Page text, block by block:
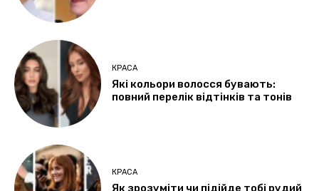
КРАСА
Які кольори волосся бувають:
повний перелік відтінків та тонів
КРАСА
Як зрозуміти чи підійде тобі рудий